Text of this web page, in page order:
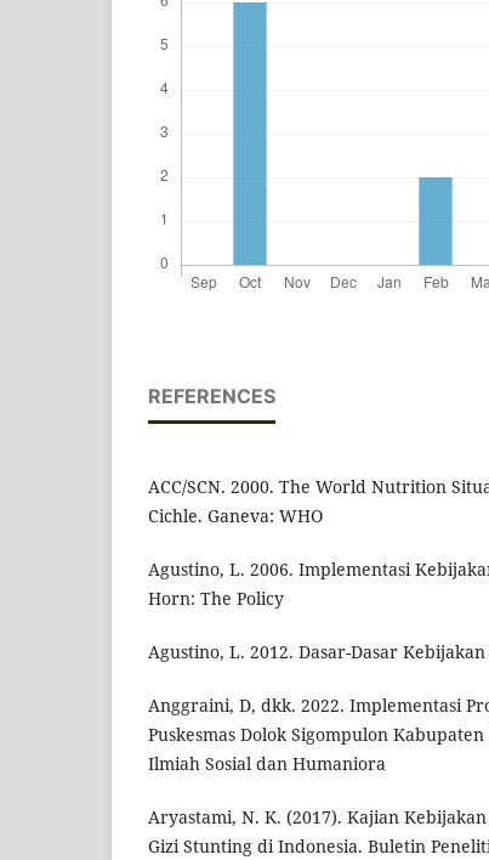
REFERENCES
ACC/SCN. 2000. The World Nutrition
Cichle. Ganeva: WHO
Agustino, L. 2006. Implementasi
Horn: The Policy
Agustino, L. 2012. Dasar-Dasar
Anggraini, D, dkk. 2022. Implementasi
Puskesmas Dolok Sigompulon
Ilmiah Sosial dan Humaniora
Aryastami, N. K. (2017). Kajian
Gizi Stunting di Indonesia. Buletin